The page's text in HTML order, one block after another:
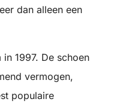
dan alleen een
1997. De schoen
vermogen,
populaire